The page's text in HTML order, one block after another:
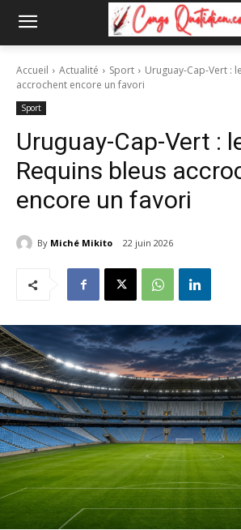
Accueil Actualité Sport
Uruguay-Cap-Vert :
accrochent encore un favori
Sport
Uruguay-Cap-Vert :
Requins bleus
encore un favori
By Miché Mikito 22 juin 2026